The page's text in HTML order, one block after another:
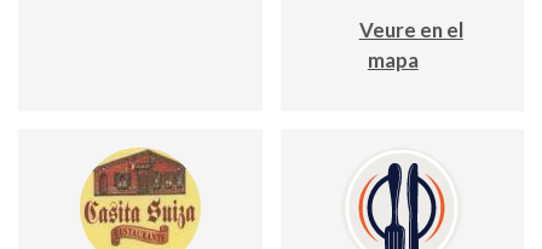
Veure en el
mapa